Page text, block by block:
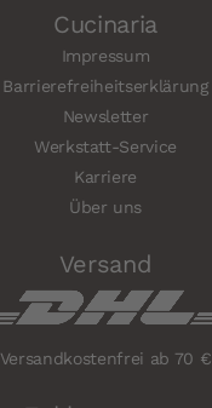
Cucinaria
Impressum
Barrierefreiheitserklärung
Newsletter
Werkstatt-Service
Karriere
Über uns
Versand
Versandkostenfrei ab 70 €